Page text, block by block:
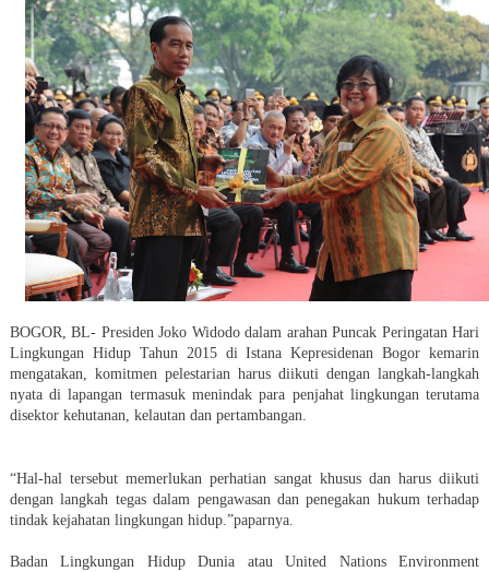
Jokowi
Instruksikan
Tindak
Penjahat
Lingkungan
BOGOR, BL- Presiden Joko Widodo dalam arahan Puncak Peringatan Hari
Lingkungan Hidup Tahun 2015 di Istana Kepresidenan Bogor kemarin
mengatakan, komitmen pelestarian harus diikuti dengan langkah-langkah
nyata di lapangan termasuk menindak para penjahat lingkungan terutama
disektor kehutanan, kelautan dan pertambangan.
“Hal-hal tersebut memerlukan perhatian sangat khusus dan harus diikuti
dengan langkah tegas dalam pengawasan dan penegakan hukum terhadap
tindak kejahatan lingkungan hidup.”paparnya.
Badan Lingkungan Hidup Dunia atau United Nations Environment